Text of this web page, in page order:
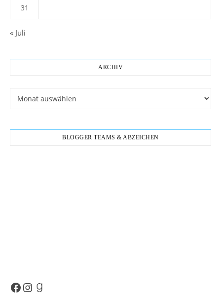
31
« Juli
ARCHIV
BLOGGER TEAMS & ABZEICHEN
Facebook
Instagram
Goodreads